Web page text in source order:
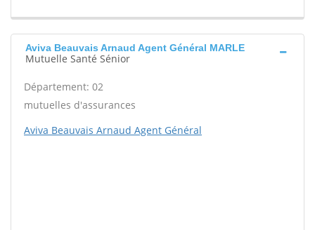
Aviva Beauvais Arnaud Agent Général MARLE
Mutuelle Santé Sénior
Département: 02
mutuelles d'assurances
Aviva Beauvais Arnaud Agent Général